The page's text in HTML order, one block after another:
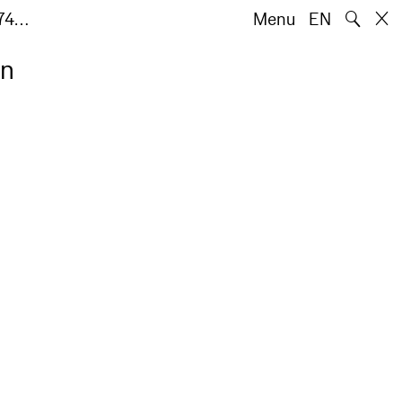
Menu EN 🔍